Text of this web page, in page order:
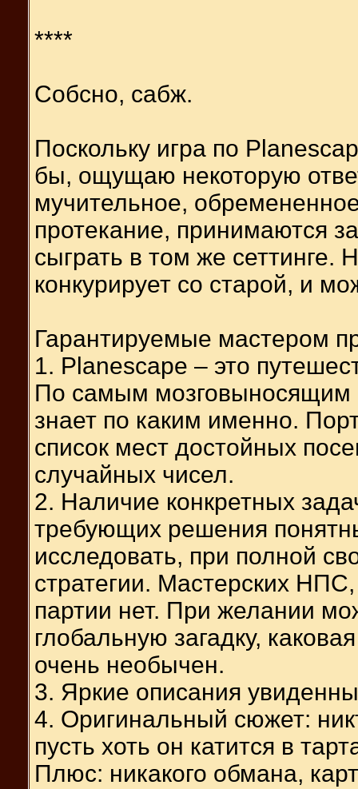
****
Собсно, сабж.
Поскольку игра по
бы, ощущаю некоторую
мучительное,
протекание, принимаются
сыграть в том же сеттинге.
конкурирует со старой, и
Гарантируемые мастером
1. Planescape – это
По самым
знает по каким именно.
список мест достойных
случайных чисел.
2. Наличие конкретных
требующих решения
исследовать, при полной
стратегии. Мастерских
партии нет. При желании
глобальную загадку,
очень необычен.
3. Яркие описания
4. Оригинальный сюжет:
пусть хоть он катится в
Плюс: никакого обмана,